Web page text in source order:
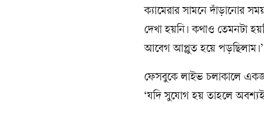
ক্যামেরার সামনে দাঁড়ানোর
দেখা হয়নি। কথাও তেমনটা
আবেগ আপ্লুত হয়ে পড়ছিলাম।’
ফেসবুকে লাইভ চলাকালে
‘যদি সুযোগ হয় তাহলে